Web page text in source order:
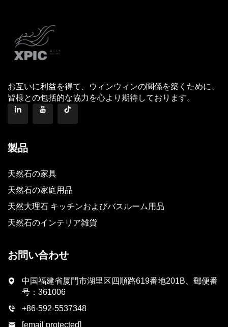
お互いに利益を得て、ウィンウィンの関係を築くために、
皆様との包括的な協力を心より期待しております。
製品
天然石の家具
天然石の家庭用品
天然大理石 キッチンおよびバスルーム用品
天然石のインテリア雑貨
お問い合わせ
中国福建省厦門市湖里区四順路619番地201B、郵便番
号：361006
+86-592-5537348
[email protected]